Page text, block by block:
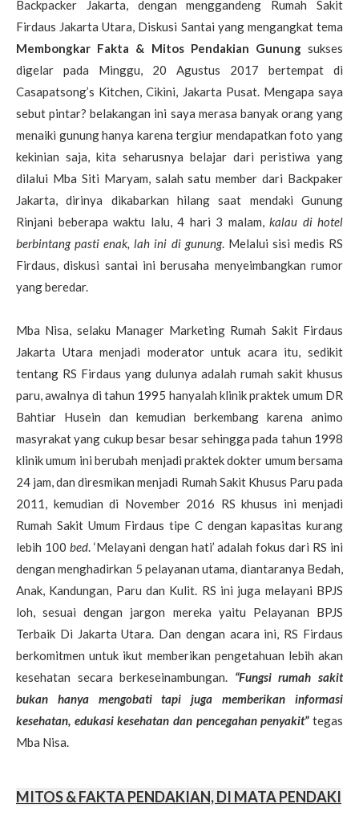
Backpacker Jakarta, dengan menggandeng Rumah Sakit
Firdaus Jakarta Utara, Diskusi Santai yang mengangkat tema
Membongkar Fakta & Mitos Pendakian Gunungsukses
digelar pada Minggu, 20 Agustus 2017 bertempat di
Casapatsong’s Kitchen, Cikini, Jakarta Pusat. Mengapa saya
sebut pintar? belakangan ini saya merasa banyak orang yang
menaiki gunung hanya karena tergiur mendapatkan foto yang
kekinian saja, kita seharusnya belajar dari peristiwa yang
dilalui Mba Siti Maryam, salah satu member dari Backpaker
Jakarta, dirinya dikabarkan hilang saat mendaki Gunung
Rinjani beberapa waktu lalu, 4 hari 3 malam, kalau di hotel
berbintang pasti enak, lah ini di gunung. Melalui sisi medis RS
Firdaus, diskusi santai ini berusaha menyeimbangkan rumor
yang beredar.
Mba Nisa, selaku Manager Marketing Rumah Sakit Firdaus
Jakarta Utara menjadi moderator untuk acara itu, sedikit
tentang RS Firdaus yang dulunya adalah rumah sakit khusus
paru, awalnya di tahun 1995 hanyalah klinik praktek umum DR
Bahtiar Husein dan kemudian berkembang karena animo
masyrakat yang cukup besar besar sehingga pada tahun 1998
klinik umum ini berubah menjadi praktek dokter umum bersama
24 jam, dan diresmikan menjadi Rumah Sakit Khusus Paru pada
2011, kemudian di November 2016 RS khusus ini menjadi
Rumah Sakit Umum Firdaus tipe C dengan kapasitas kurang
lebih 100 bed. ‘Melayani dengan hati’ adalah fokus dari RS ini
dengan menghadirkan 5 pelayanan utama, diantaranya Bedah,
Anak, Kandungan, Paru dan Kulit. RS ini juga melayani BPJS
loh, sesuai dengan jargon mereka yaitu Pelayanan BPJS
Terbaik Di Jakarta Utara. Dan dengan acara ini, RS Firdaus
berkomitmen untuk ikut memberikan pengetahuan lebih akan
kesehatan secara berkeseinambungan. “Fungsi rumah sakit
bukan hanya mengobati tapi juga memberikan informasi
kesehatan, edukasi kesehatan dan pencegahan penyakit”tegas
Mba Nisa.
MITOS & FAKTA PENDAKIAN, DI MATA PENDAKI